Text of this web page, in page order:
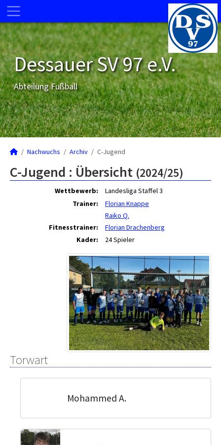
Dessauer SV 97 e.V.
Abteilung Fußball
Nachwuchs Archiv C-Jugend
C-Jugend : Übersicht (2024/25)
Wettbewerb:
Landesliga Staffel 3
Trainer:
Florian Knappe
Raiko Q.
Fitnesstrainer:
Florian Drachenberg
Kader:
24 Spieler
Torwart
Mohammed A.